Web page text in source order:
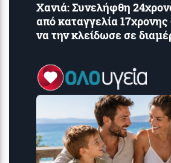
Χανιά: Συνελήφθη
από καταγγελία 17χρονης
να την κλείδωσε σε